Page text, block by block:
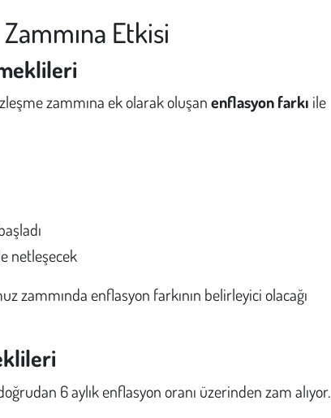
Etkisi
zammına ek olarak oluşanenflasyon farkı ile
netleşecek
zammında enflasyon farkının belirleyici olacağı
6 aylık enflasyon oranı üzerinden zam alıyor.